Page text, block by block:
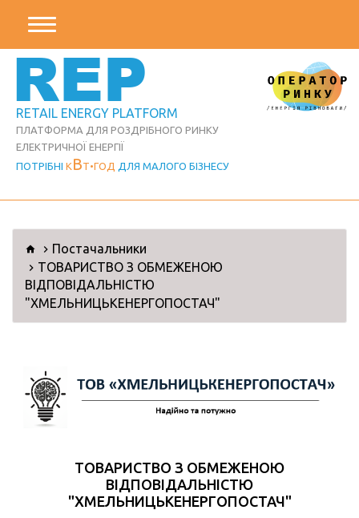
REP
RETAIL ENERGY PLATFORM
ПЛАТФОРМА ДЛЯ РОЗДРІБНОГО РИНКУ
ЕЛЕКТРИЧНОЇ ЕНЕРГІЇ
ПОТРІБНІ К ВТ ГОД ДЛЯ МАЛОГО БІЗНЕСУ
Постачальники
ТОВАРИСТВО З ОБМЕЖЕНОЮ
ВІДПОВІДАЛЬНІСТЮ
"ХМЕЛЬНИЦЬКЕНЕРГОПОСТАЧ"
ТОВАРИСТВО З ОБМЕЖЕНОЮ
ВІДПОВІДАЛЬНІСТЮ
"ХМЕЛЬНИЦЬКЕНЕРГОПОСТАЧ"